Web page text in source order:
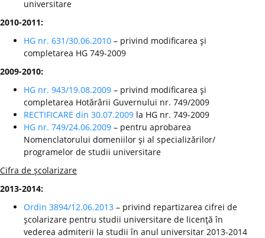
universitare
2010-2011:
HG nr. 631/30.06.2010 – privind modificarea şi
completarea HG 749-2009
2009-2010:
HG nr. 943/19.08.2009 – privind modificarea şi
completarea Hotărârii Guvernului nr. 749/2009
RECTIFICARE din 30.07.2009 la HG nr. 749-2009
HG nr. 749/24.06.2009 – pentru aprobarea
Nomenclatorului domeniilor şi al specializărilor/
programelor de studii universitare
Cifra de şcolarizare
2013-2014:
Ordin 3894/12.06.2013 – privind repartizarea cifrei de
şcolarizare pentru studii universitare de licenţă în
vederea admiterii la studii în anul universitar 2013-2014